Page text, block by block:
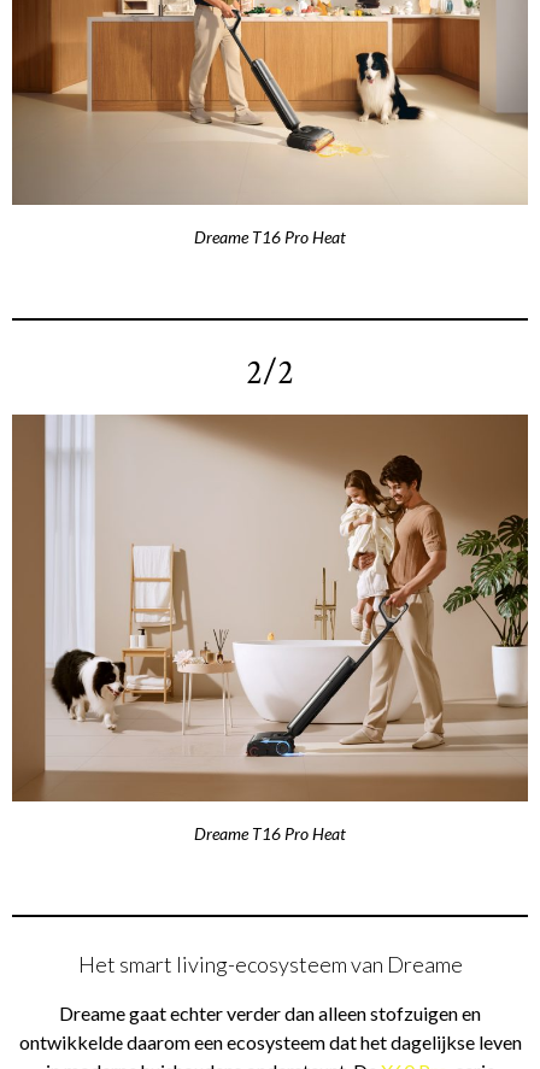
Dreame T16 Pro Heat
2/2
Dreame T16 Pro Heat
Het smart living-ecosysteem van Dreame
Dreame gaat echter verder dan alleen stofzuigen en
ontwikkelde daarom een ecosysteem dat het dagelijkse leven